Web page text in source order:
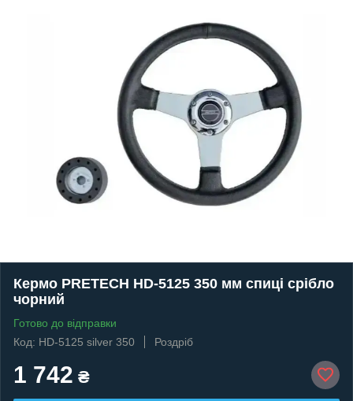
Кермо PRETECH HD-5125 350 мм спиці срібло
чорний
Готово до відправки
Код: HD-5125 silver 350
Роздріб
1 742 ₴